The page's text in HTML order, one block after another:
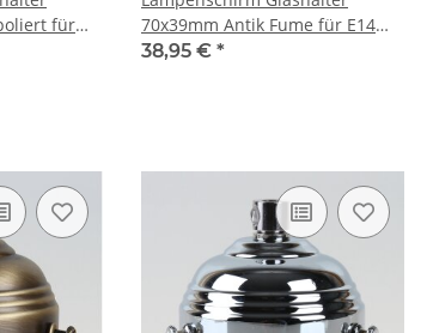
für
70x39mm Antik Fume für E14
und E27 Fassung
38,95 € *